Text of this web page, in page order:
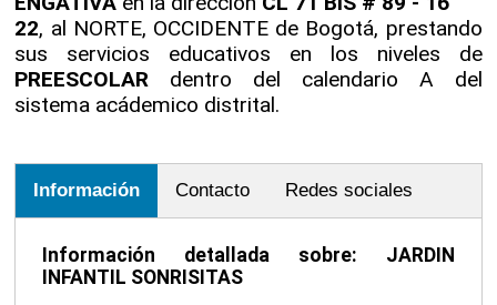
22, al NORTE, OCCIDENTE de Bogotá, prestando
sus servicios educativos en los niveles de
PREESCOLAR dentro del calendario A del
sistema acádemico distrital.
Información Contacto Redes sociales
Información detallada sobre: JARDIN
INFANTIL SONRISITAS